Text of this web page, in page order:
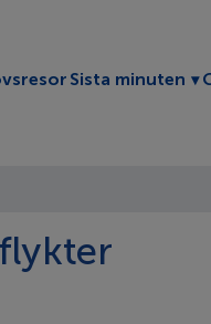
Sista minuten